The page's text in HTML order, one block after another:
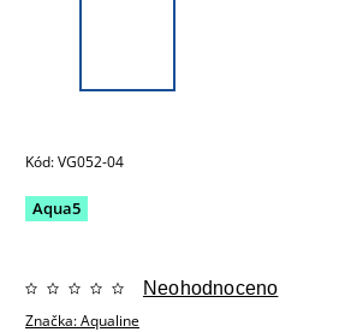
Kód:VG052-04
Aqua5
Značka:Aqualine
Neohodnoceno